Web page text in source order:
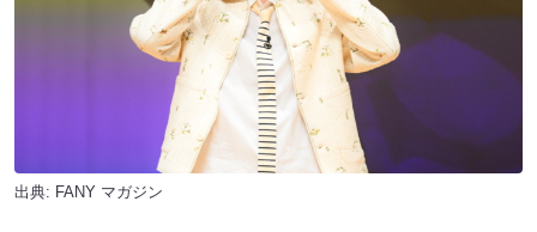
出典: FANY マガジン